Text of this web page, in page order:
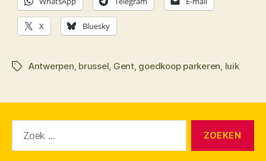
X Bluesky
TagsAntwerpen, brussel, Gent, goedkoop parkeren, luik
naar: